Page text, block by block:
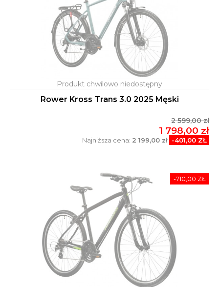
Rower Kross Trans 3.0 2025 Męski
2 599,00 zł
1 798,00 zł
Najniższa cena: 2 199,00 zł -401,00 ZŁ
-710,00 ZŁ